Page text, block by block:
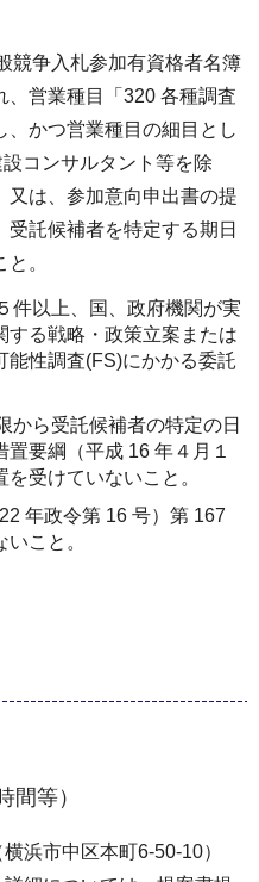
競争入札参加有資格者名簿
、営業種目「320 各種調査
かつ営業種目の細目とし
コンサルタント等を除
又は、参加意向申出書の提
託候補者を特定する期日
。
件以上、国、政府機関が実
する戦略・政策立案または
能性調査(FS)にかかる委託
から受託候補者の特定の日
要綱（平成 16 年４月１
受けていないこと。
年政令第 16 号）第 167
こと。
間等）
浜市中区本町6-50-10）